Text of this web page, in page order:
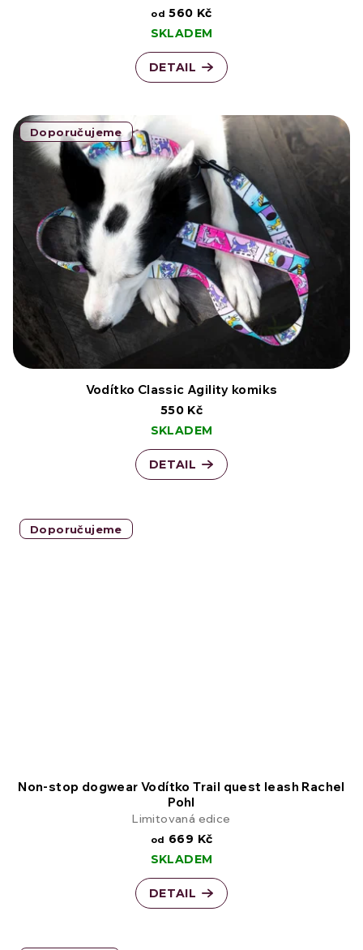
od 560 Kč
SKLADEM
DETAIL
Doporučujeme
Vodítko Classic Agility komiks
550 Kč
SKLADEM
DETAIL
Doporučujeme
Non-stop dogwear Vodítko Trail quest leash Rachel
Pohl
Limitovaná edice
od 669 Kč
SKLADEM
DETAIL